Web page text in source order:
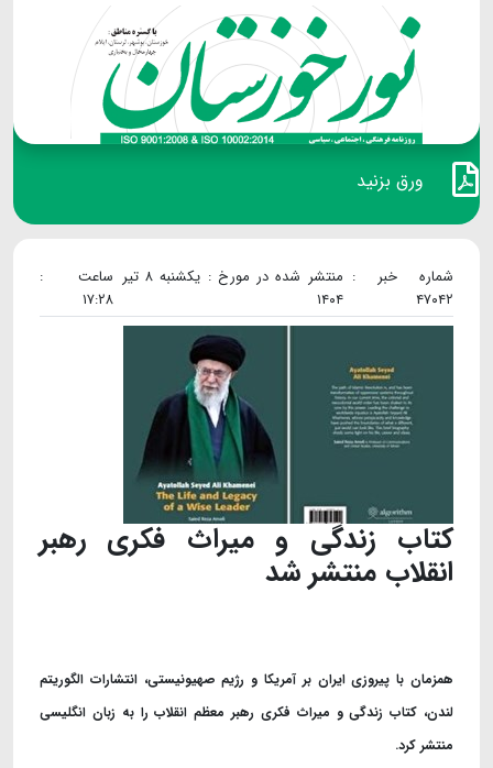
ورق بزنید
شماره خبر :
۴۷۰۴۲
منتشر شده در مورخ : یکشنبه ۸ تیر
۱۴۰۴
ساعت :
۱۷:۲۸
کتاب زندگی و میراث فکری رهبر
انقلاب منتشر شد
همزمان با پیروزی ایران بر آمریکا و رژیم صهیونیستی، انتشارات الگوریتم
لندن، کتاب زندگی و میراث فکری رهبر معظم انقلاب را به زبان انگلیسی
منتشر کرد.